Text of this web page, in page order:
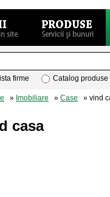
firme Catalog produse
» Imobiliare » Case » vind
casa